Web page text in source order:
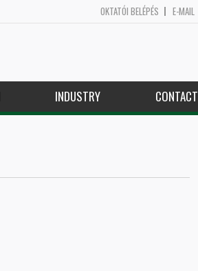
OKTATÓI BELÉPÉS E-MAIL
INDUSTRY CONTACT